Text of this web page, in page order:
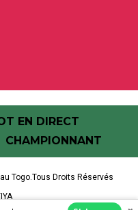
EN DIRECT
CHAMPIONNANT
Togo.Tous Droits Réservés